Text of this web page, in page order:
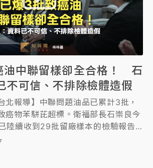
油中聯留樣卻全合格！ 石
不可信、不排除檢體造假
北報導】中聯問題油品已累計3批，
癌物苯駢芘超標。衛福部長石崇良今
陸續收到29批留廠樣本的檢驗報告
為泰山好理調合油，以及南僑前天通
中聯留廠的樣本均未超標，擔心是抽
檢體造假，「讓我們覺得這些資料已